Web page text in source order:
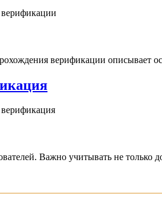
верификации описывает
Важно учитывать не только